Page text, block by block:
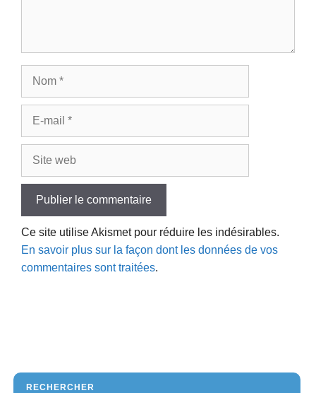
Ce site utilise Akismet pour réduire les indésirables.
En savoir plus sur la façon dont les données de vos
commentaires sont traitées.
RECHERCHER